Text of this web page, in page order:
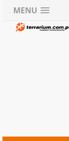
MENU